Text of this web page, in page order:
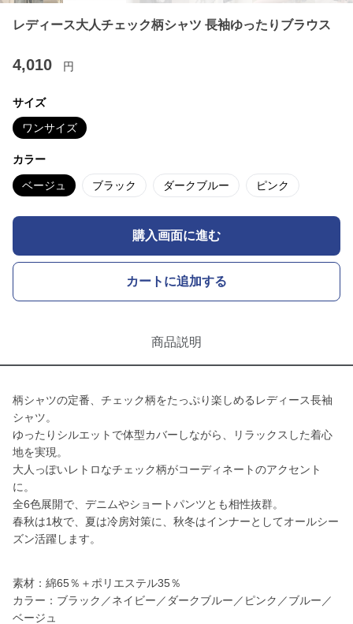
レディース大人チェック柄シャツ 長袖ゆったりブラウス
4,010 円
サイズ
ワンサイズ
カラー
ベージュ ブラック ダークブルー ピンク
購入画面に進む
カートに追加する
商品説明
柄シャツの定番、チェック柄をたっぷり楽しめるレディース長袖
シャツ。
ゆったりシルエットで体型カバーしながら、リラックスした着心
地を実現。
大人っぽいレトロなチェック柄がコーディネートのアクセント
に。
全6色展開で、デニムやショートパンツとも相性抜群。
春秋は1枚で、夏は冷房対策に、秋冬はインナーとしてオールシー
ズン活躍します。
素材：綿65％＋ポリエステル35％
カラー：ブラック／ネイビー／ダークブルー／ピンク／ブルー／
ベージュ